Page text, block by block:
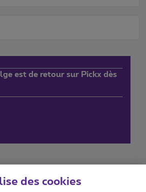
est de retour sur Pickx dès
des cookies